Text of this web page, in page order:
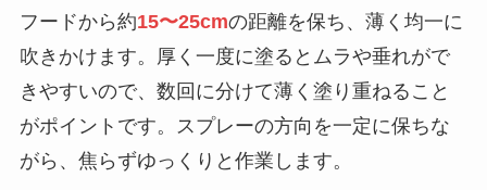
フードから約15〜25cmの距離を保ち、薄く均一に
吹きかけます。厚く一度に塗るとムラや垂れがで
きやすいので、数回に分けて薄く塗り重ねること
がポイントです。スプレーの方向を一定に保ちな
がら、焦らずゆっくりと作業します。